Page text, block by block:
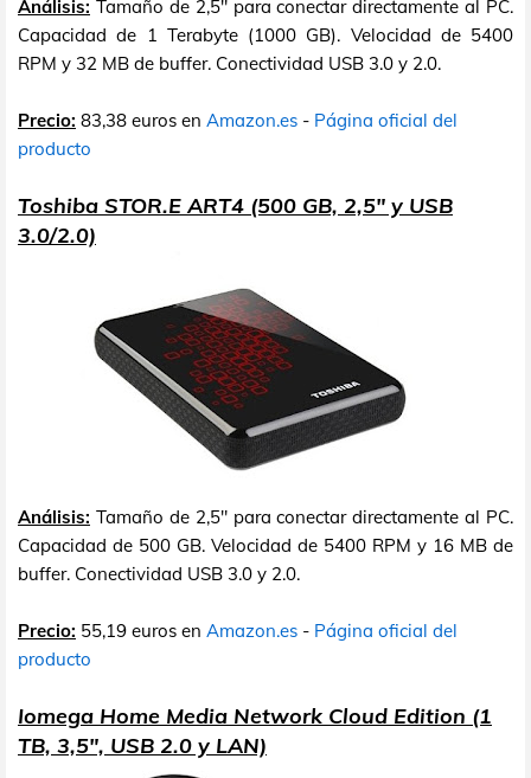
Análisis: Tamaño de 2,5" para conectar directamente al PC.
Capacidad de 1 Terabyte (1000 GB). Velocidad de 5400
RPM y 32 MB de buffer. Conectividad USB 3.0 y 2.0.
Precio: 83,38 euros en Amazon.es - Página oficial del
producto
Toshiba STOR.E ART4 (500 GB, 2,5" y USB
3.0/2.0)
Análisis: Tamaño de 2,5" para conectar directamente al PC.
Capacidad de 500 GB. Velocidad de 5400 RPM y 16 MB de
buffer. Conectividad USB 3.0 y 2.0.
Precio: 55,19 euros en Amazon.es - Página oficial del
producto
Iomega Home Media Network Cloud Edition (1
TB, 3,5", USB 2.0 y LAN)